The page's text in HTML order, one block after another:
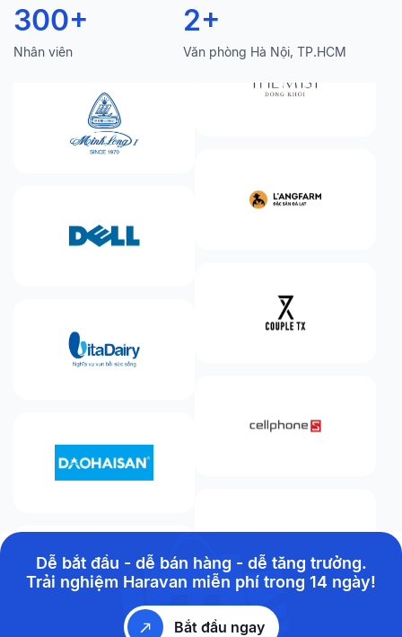
300+
Nhân viên
2+
Văn phòng Hà Nội, TP.HCM
Dễ bắt đầu - dễ bán hàng - dễ tăng trưởng.
Trải nghiệm Haravan miễn phí trong 14 ngày!
Bắt đầu ngay